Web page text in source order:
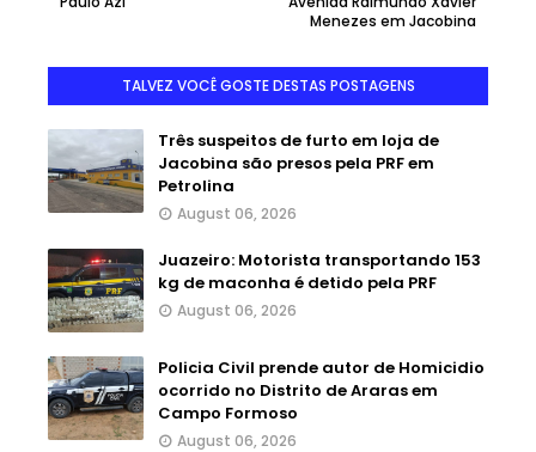
Menezes em Jacobina
TALVEZ VOCÊ GOSTE DESTAS POSTAGENS
Três suspeitos de furto em loja de
Jacobina são presos pela PRF em
Petrolina
August 06, 2026
Juazeiro: Motorista transportando 153
kg de maconha é detido pela PRF
August 06, 2026
Policia Civil prende autor de Homicidio
ocorrido no Distrito de Araras em
Campo Formoso
August 06, 2026